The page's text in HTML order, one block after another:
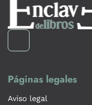
Páginas legales
Aviso legal